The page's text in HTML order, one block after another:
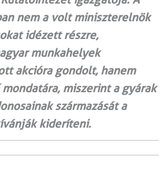
nem a volt miniszterelnök
idézett részre,
munkahelyek
akcióra gondolt, hanem
miszerint a gyárak
származását a
kideríteni.